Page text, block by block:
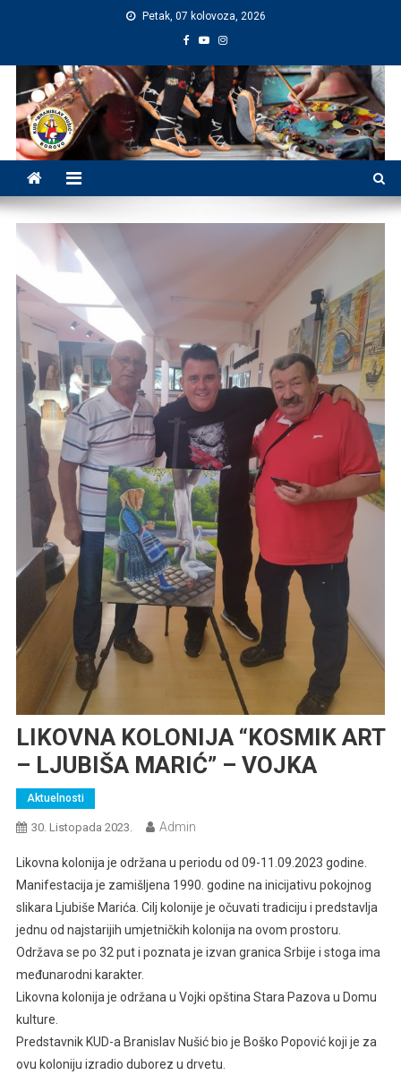
Petak, 07 kolovoza, 2026
LIKOVNA KOLONIJA “KOSMIK ART
– LJUBIŠA MARIĆ” – VOJKA
Aktuelnosti
30. Listopada 2023. Admin
Likovna kolonija je održana u periodu od 09-11.09.2023 godine.
Manifestacija je zamišljena 1990. godine na inicijativu pokojnog
slikara Ljubiše Marića. Cilj kolonije je očuvati tradiciju i predstavlja
jednu od najstarijih umjetničkih kolonija na ovom prostoru.
Održava se po 32 put i poznata je izvan granica Srbije i stoga ima
međunarodni karakter.
Likovna kolonija je održana u Vojki opština Stara Pazova u Domu
kulture.
Predstavnik KUD-a Branislav Nušić bio je Boško Popović koji je za
ovu koloniju izradio duborez u drvetu.